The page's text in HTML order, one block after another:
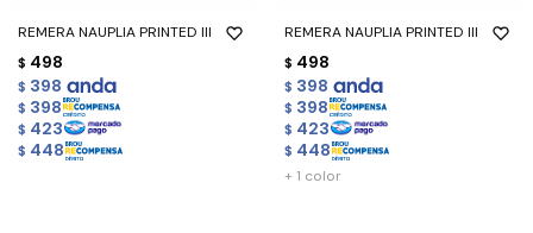
REMERA NAUPLIA PRINTED III
$ 498
$ 398
$ 398
$ 423
$ 448
REMERA NAUPLIA PRINTED III
$ 498
$ 398
$ 398
$ 423
$ 448
+ 1 color